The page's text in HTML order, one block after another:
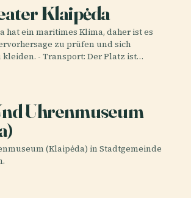
Klaipėda
hat ein maritimes Klima, daher ist es
zu prüfen und sich
- Transport: Der Platz ist…
Uhrenmuseum
(Klaipėda) in Stadtgemeinde